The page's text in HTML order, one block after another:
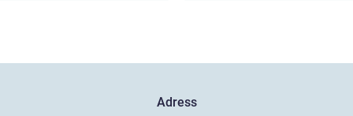
Adress